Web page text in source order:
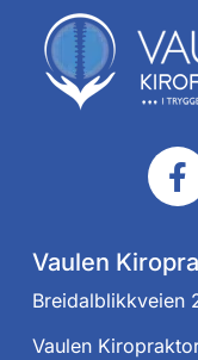
Vaulen
Breidalblikkveien
Vaulen